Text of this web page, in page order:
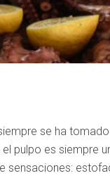
se ha
pulpo es siempre
sensaciones: